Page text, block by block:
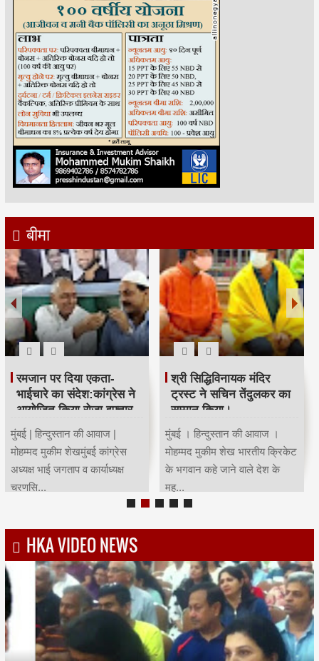
बीमा
रमजान पर दिया एकता-
भाईचारे का संदेश:कांग्रेस ने
आयोजित किया रोजा इफ्तार
मुंबई | हिन्दुस्तान की आवाज |
मोहम्मद मुकीम शेखमुंबई कांग्रेस
अध्यक्ष भाई जगताप व कार्याध्यक्ष
चरणसि...
श्री सिद्धिविनायक मंदिर
ट्रस्ट ने सचिन तेंदुलकर का
सम्मान किया।
मुंबई । हिन्दुस्तान की आवाज ।
मोहम्मद मुकीम शेख भारतीय क्रिकेट
के भगवान कहे जाने वाले देश के
मह...
HKA VIDEO NEWS